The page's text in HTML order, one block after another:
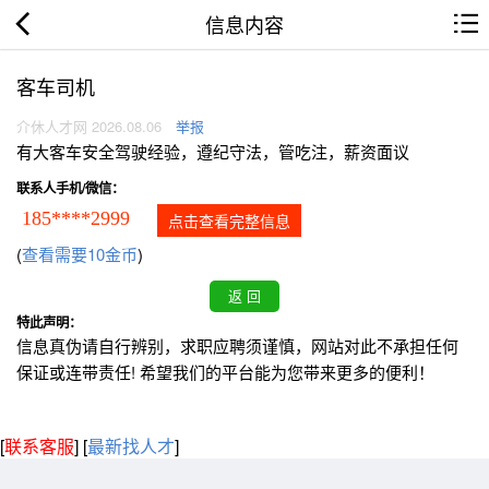
信息内容
客车司机
介休人才网 2026.08.06 举报
有大客车安全驾驶经验，遵纪守法，管吃注，薪资面议
联系人手机/微信：
185****2999 点击查看完整信息
(查看需要10金币)
特此声明：
信息真伪请自行辨别，求职应聘须谨慎，网站对此不承担任何
保证或连带责任! 希望我们的平台能为您带来更多的便利！
[联系客服] [最新找人才]